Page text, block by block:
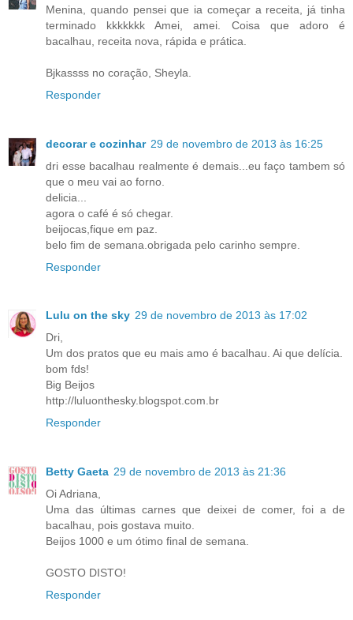
Menina, quando pensei que ia começar a receita, já tinha
terminado kkkkkkk Amei, amei. Coisa que adoro é
bacalhau, receita nova, rápida e prática.
Bjkassss no coração, Sheyla.
Responder
decorar e cozinhar 29 de novembro de 2013 às 16:25
dri esse bacalhau realmente é demais...eu faço tambem só
que o meu vai ao forno.
delicia...
agora o café é só chegar.
beijocas,fique em paz.
belo fim de semana.obrigada pelo carinho sempre.
Responder
Lulu on the sky 29 de novembro de 2013 às 17:02
Dri,
Um dos pratos que eu mais amo é bacalhau. Ai que delícia.
bom fds!
Big Beijos
http://luluonthesky.blogspot.com.br
Responder
Betty Gaeta 29 de novembro de 2013 às 21:36
Oi Adriana,
Uma das últimas carnes que deixei de comer, foi a de
bacalhau, pois gostava muito.
Beijos 1000 e um ótimo final de semana.
GOSTO DISTO!
Responder